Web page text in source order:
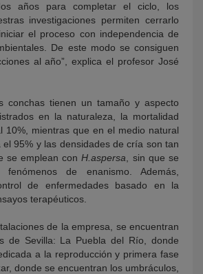
años para completar el ciclo, los
investigaciones permiten cerrarlo
el proceso con independencia de
De este modo se consiguen
al año”, explica el profesor José
conchas tienen un tamaño y aspecto
en la naturaleza, la mortalidad
10%, mientras que en el medio natural
el 95% y las densidades de cría son tan
se emplean conH.aspersa , sin que se
fenómenos de enanismo. Además,
de enfermedades basado en la
terapéuticos.
de la empresa, se encuentran
de Sevilla: La Puebla del Río, donde
a la reproducción y primera fase
donde se encuentran los umbráculos,